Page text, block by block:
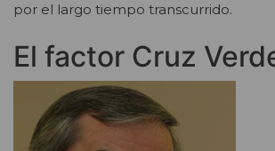
por el largo tiempo transcurrido.
El factor Cruz